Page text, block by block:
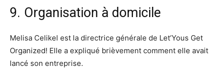
9. Organisation à domicile
Melisa Celikel est la directrice générale de Let’Yous Get
Organized! Elle a expliqué brièvement comment elle avait
lancé son entreprise.